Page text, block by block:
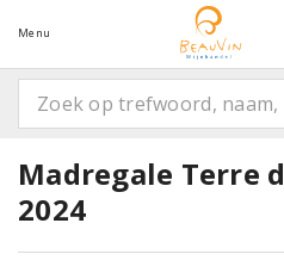
Menu
Madregale Terre
2024